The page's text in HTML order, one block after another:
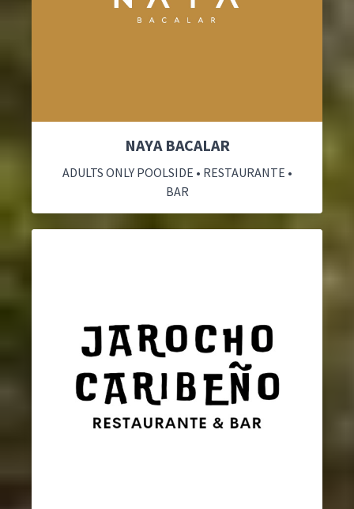
NAYA BACALAR
ADULTS ONLY POOLSIDE • RESTAURANTE •
BAR